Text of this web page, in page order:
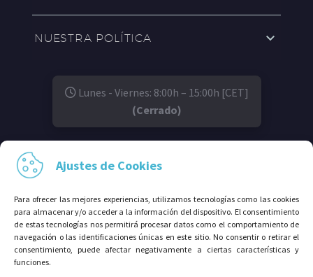
Ajustes de Cookies
Para ofrecer las mejores experiencias, utilizamos tecnologías como las cookies
para almacenar y/o acceder a la información del dispositivo. El consentimiento
de estas tecnologías nos permitirá procesar datos como el comportamiento de
navegación o las identificaciones únicas en este sitio. No consentir o retirar el
consentimiento, puede afectar negativamente a ciertas características y
funciones.
NUESTRA POLÍTICA
Lunes - Viernes: 8:00h – 15:00h [CET]
(Cerrado)